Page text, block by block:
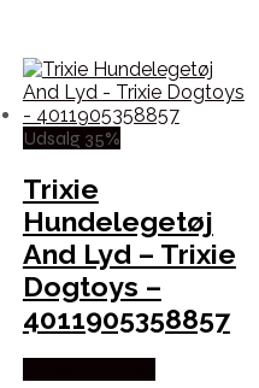
Udsalg 35%
Trixie
Hundelegetøj
And Lyd – Trixie
Dogtoys –
4011905358857